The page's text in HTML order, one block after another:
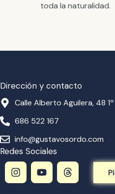
toda la naturalidad.
Dirección y contacto
Calle Alberto Aguilera, 48
686 522 167
info@gustavosordo.com
Redes Sociales
I
n
s
Y
o
u
T
h
r